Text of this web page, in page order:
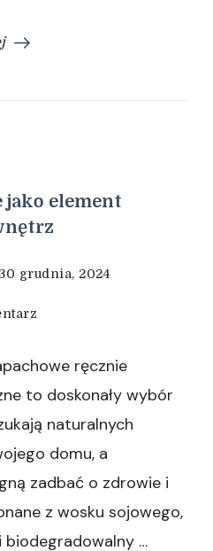
jako element
30 grudnia, 2024
sojowe
jako
dekoracyjny
ręcznie
to doskonały wybór
naturalnych
domu, a
zadbać o zdrowie i
z wosku sojowego,
biodegradowalny …